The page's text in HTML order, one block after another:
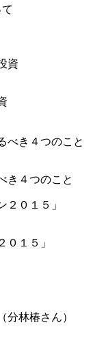
き４つのこと
０１５」